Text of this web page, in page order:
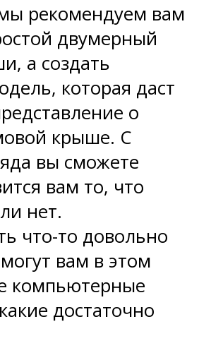
рекомендуем вам
двумерный
а создать
которая даст
о
крыше. С
вы сможете
вам то, что
нет.
что-то довольно
вам в этом
компьютерные
достаточно